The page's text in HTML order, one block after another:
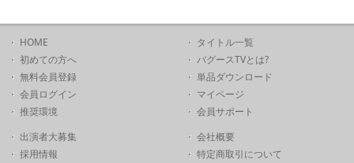
HOME
初めての方へ
無料会員登録
会員ログイン
推奨環境
タイトル一覧
バグースTVとは?
単品ダウンロード
マイページ
会員サポート
出演者大募集
採用情報
会社概要
特定商取引について